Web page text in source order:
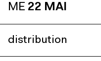
ME 22 MAI
distribution